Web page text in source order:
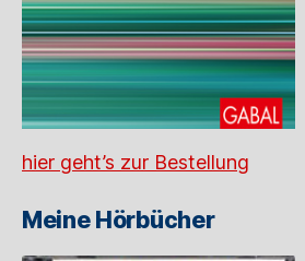
hier geht’s zur Bestellung
Meine Hörbücher